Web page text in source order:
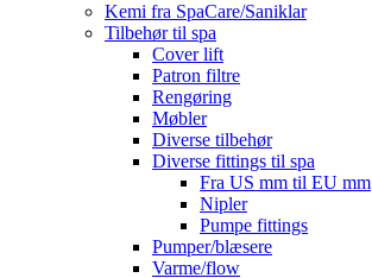
Kemi fra SpaCare/Saniklar
Tilbehør til spa
Cover lift
Patron filtre
Rengøring
Møbler
Diverse tilbehør
Diverse fittings til spa
Fra US mm til EU mm
Nipler
Pumpe fittings
Pumper/blæsere
Varme/flow